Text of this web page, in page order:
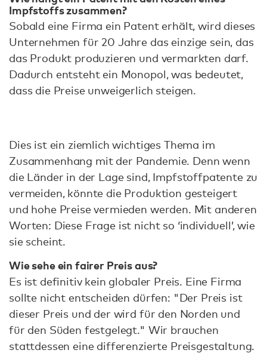
Impfstoffs zusammen?
Sobald eine Firma ein Patent erhält, wird dieses
Unternehmen für 20 Jahre das einzige sein, das
das Produkt produzieren und vermarkten darf.
Dadurch entsteht ein Monopol, was bedeutet,
dass die Preise unweigerlich steigen.
Dies ist ein ziemlich wichtiges Thema im
Zusammenhang mit der Pandemie. Denn wenn
die Länder in der Lage sind, Impfstoffpatente zu
vermeiden, könnte die Produktion gesteigert
und hohe Preise vermieden werden. Mit anderen
Worten: Diese Frage ist nicht so ‘individuell’, wie
sie scheint.
Wie sehe ein fairer Preis aus?
Es ist definitiv kein globaler Preis. Eine Firma
sollte nicht entscheiden dürfen: "Der Preis ist
dieser Preis und der wird für den Norden und
für den Süden festgelegt." Wir brauchen
stattdessen eine differenzierte Preisgestaltung.